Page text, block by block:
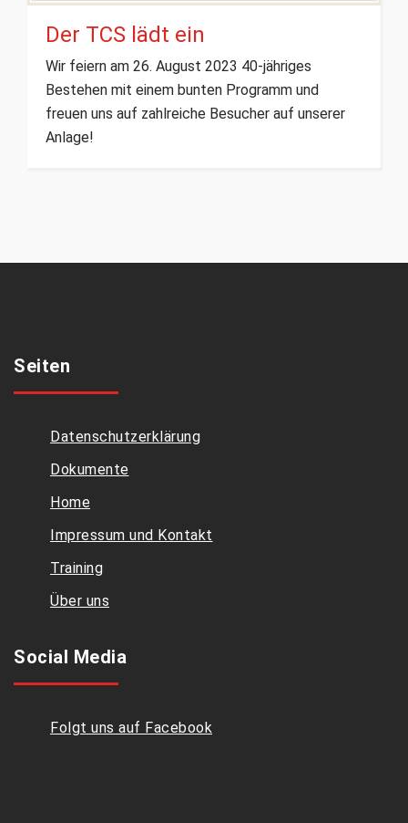
Der TCS lädt ein
Wir feiern am 26. August 2023 40-jähriges
Bestehen mit einem bunten Programm und
freuen uns auf zahlreiche Besucher auf unserer
Anlage!
Seiten
Datenschutzerklärung
Dokumente
Home
Impressum und Kontakt
Training
Über uns
Social Media
Folgt uns auf Facebook